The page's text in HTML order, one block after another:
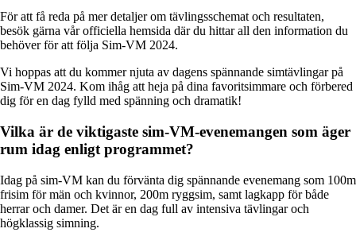
För att få reda på mer detaljer om tävlingsschemat och resultaten,
besök gärna vår officiella hemsida där du hittar all den information du
behöver för att följa Sim-VM 2024.
Vi hoppas att du kommer njuta av dagens spännande simtävlingar på
Sim-VM 2024. Kom ihåg att heja på dina favoritsimmare och förbered
dig för en dag fylld med spänning och dramatik!
Vilka är de viktigaste sim-VM-evenemangen som äger
rum idag enligt programmet?
Idag på sim-VM kan du förvänta dig spännande evenemang som 100m
frisim för män och kvinnor, 200m ryggsim, samt lagkapp för både
herrar och damer. Det är en dag full av intensiva tävlingar och
högklassig simning.